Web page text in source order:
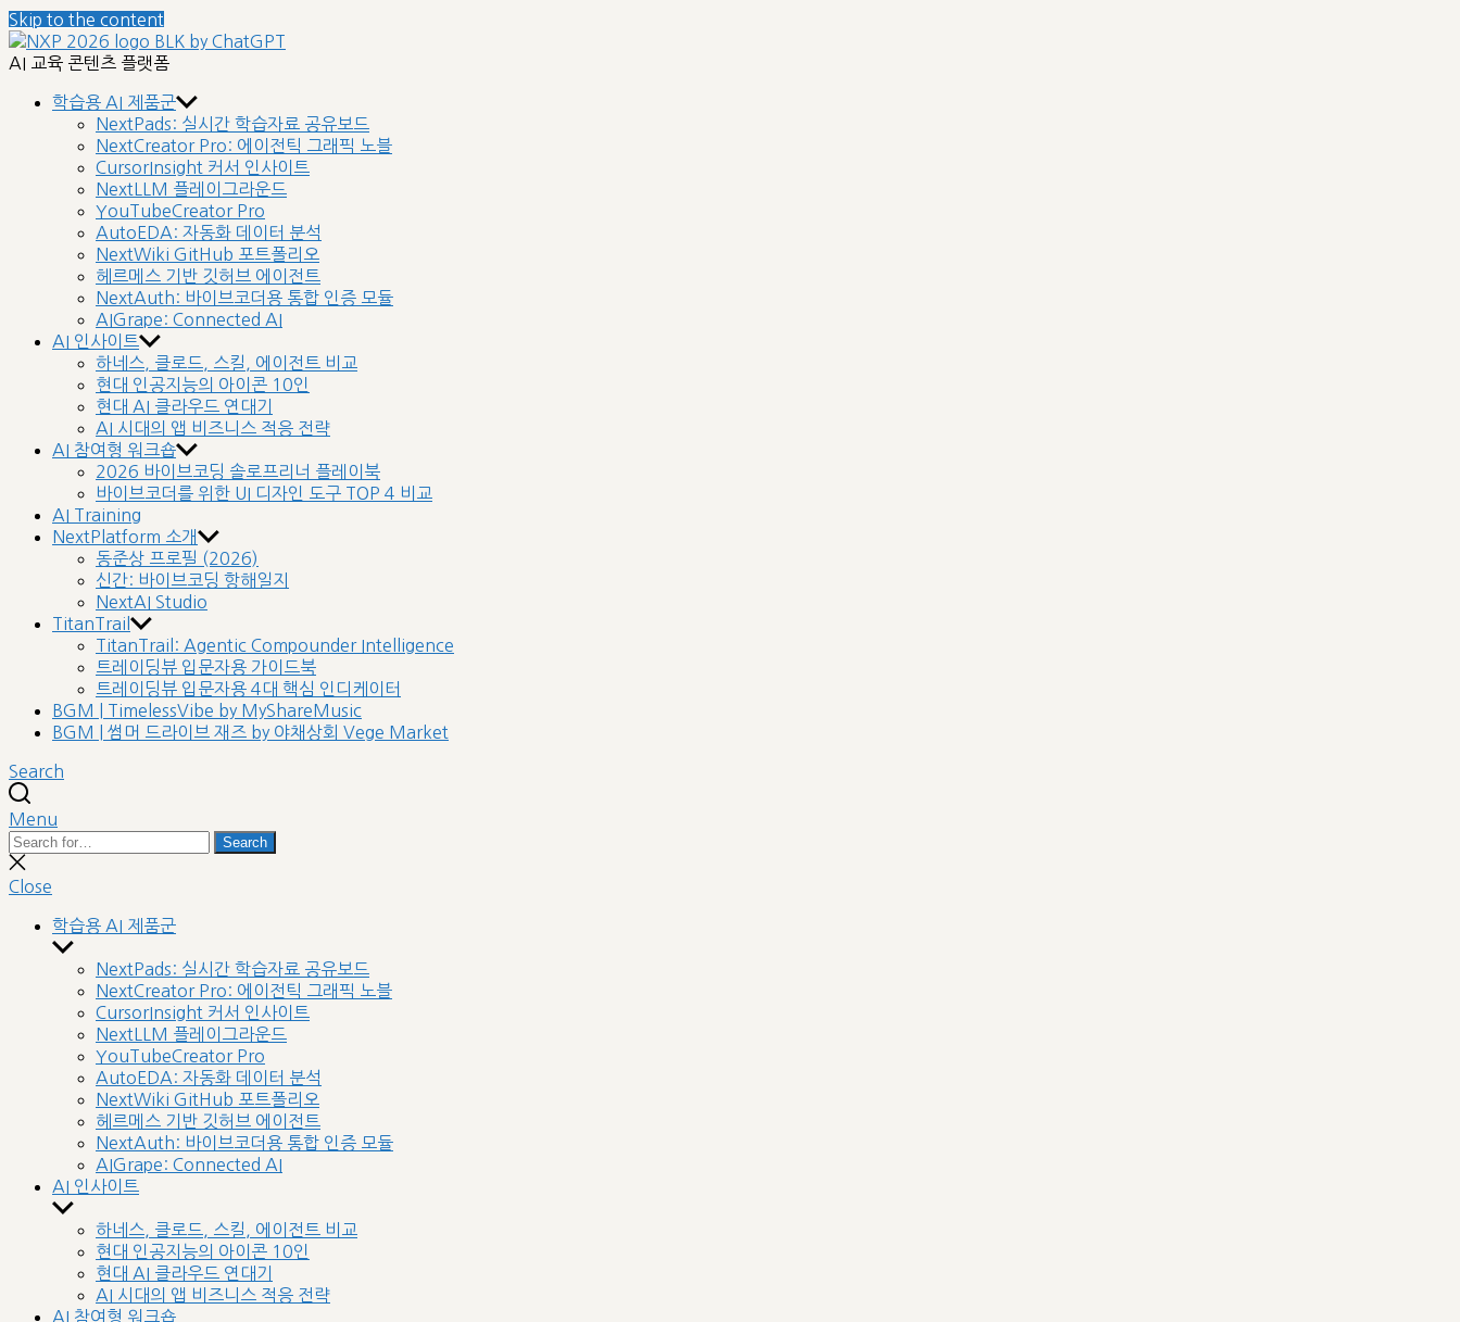
Skip to the content
AI 교육 콘텐츠 플랫폼
학습용 AI 제품군
NextPads: 실시간 학습자료 공유보드
NextCreator Pro: 에이전틱 그래픽 노블
CursorInsight 커서 인사이트
NextLLM 플레이그라운드
YouTubeCreator Pro
AutoEDA: 자동화 데이터 분석
NextWiki GitHub 포트폴리오
헤르메스 기반 깃허브 에이전트
NextAuth: 바이브코더용 통합 인증 모듈
AIGrape: Connected AI
AI 인사이트
하네스, 클로드, 스킬, 에이전트 비교
현대 인공지능의 아이콘 10인
현대 AI 클라우드 연대기
AI 시대의 앱 비즈니스 적응 전략
AI 참여형 워크숍
2026 바이브코딩 솔로프리너 플레이북
바이브코더를 위한 UI 디자인 도구 TOP 4 비교
AI Training
NextPlatform 소개
동준상 프로필 (2026)
신간: 바이브코딩 항해일지
NextAI Studio
TitanTrail
TitanTrail: Agentic Compounder Intelligence
트레이딩뷰 입문자용 가이드북
트레이딩뷰 입문자용 4대 핵심 인디케이터
BGM | TimelessVibe by MyShareMusic
BGM | 썸머 드라이브 재즈 by 야채상회 Vege Market
Search
Menu
Search
for:
Search
Close
search
Close
학습용 AI 제품군
Show
sub
menu
NextPads: 실시간 학습자료 공유보드
NextCreator Pro: 에이전틱 그래픽 노블
CursorInsight 커서 인사이트
NextLLM 플레이그라운드
YouTubeCreator Pro
AutoEDA: 자동화 데이터 분석
NextWiki GitHub 포트폴리오
헤르메스 기반 깃허브 에이전트
NextAuth: 바이브코더용 통합 인증 모듈
AIGrape: Connected AI
AI 인사이트
Show
sub
menu
하네스, 클로드, 스킬, 에이전트 비교
현대 인공지능의 아이콘 10인
현대 AI 클라우드 연대기
AI 시대의 앱 비즈니스 적응 전략
AI 참여형 워크숍